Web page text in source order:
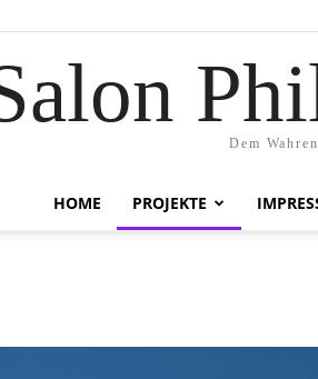
Dem
HOME PROJEKTE